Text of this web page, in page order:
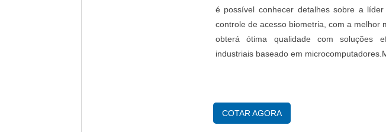
é possível conhecer detalhes sobre a
controle de acesso biometria, com a melhor
obterá ótima qualidade com soluções
industriais baseado em
COTAR AGORA